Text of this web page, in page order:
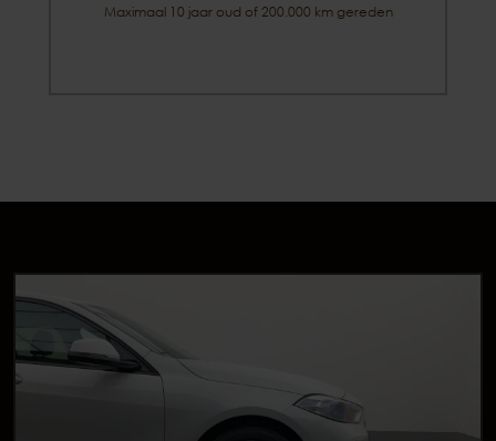
Maximaal 10 jaar oud of 200.000 km gereden